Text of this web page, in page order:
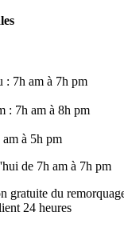
: 7h am à 7h pm
: 7h am à 8h pm
à 5h pm
de 7h am à 7h pm
gratuite du
24 heures